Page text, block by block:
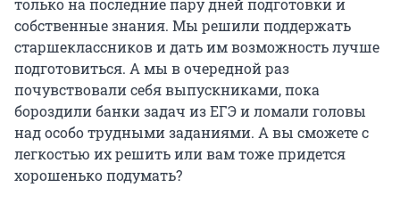
собственные знания. Мы решили поддержать
старшеклассников и дать им возможность лучше
подготовиться. А мы в очередной раз
почувствовали себя выпускниками, пока
бороздили банки задач из ЕГЭ и ломали головы
над особо трудными заданиями. А вы сможете с
легкостью их решить или вам тоже придется
хорошенько подумать?